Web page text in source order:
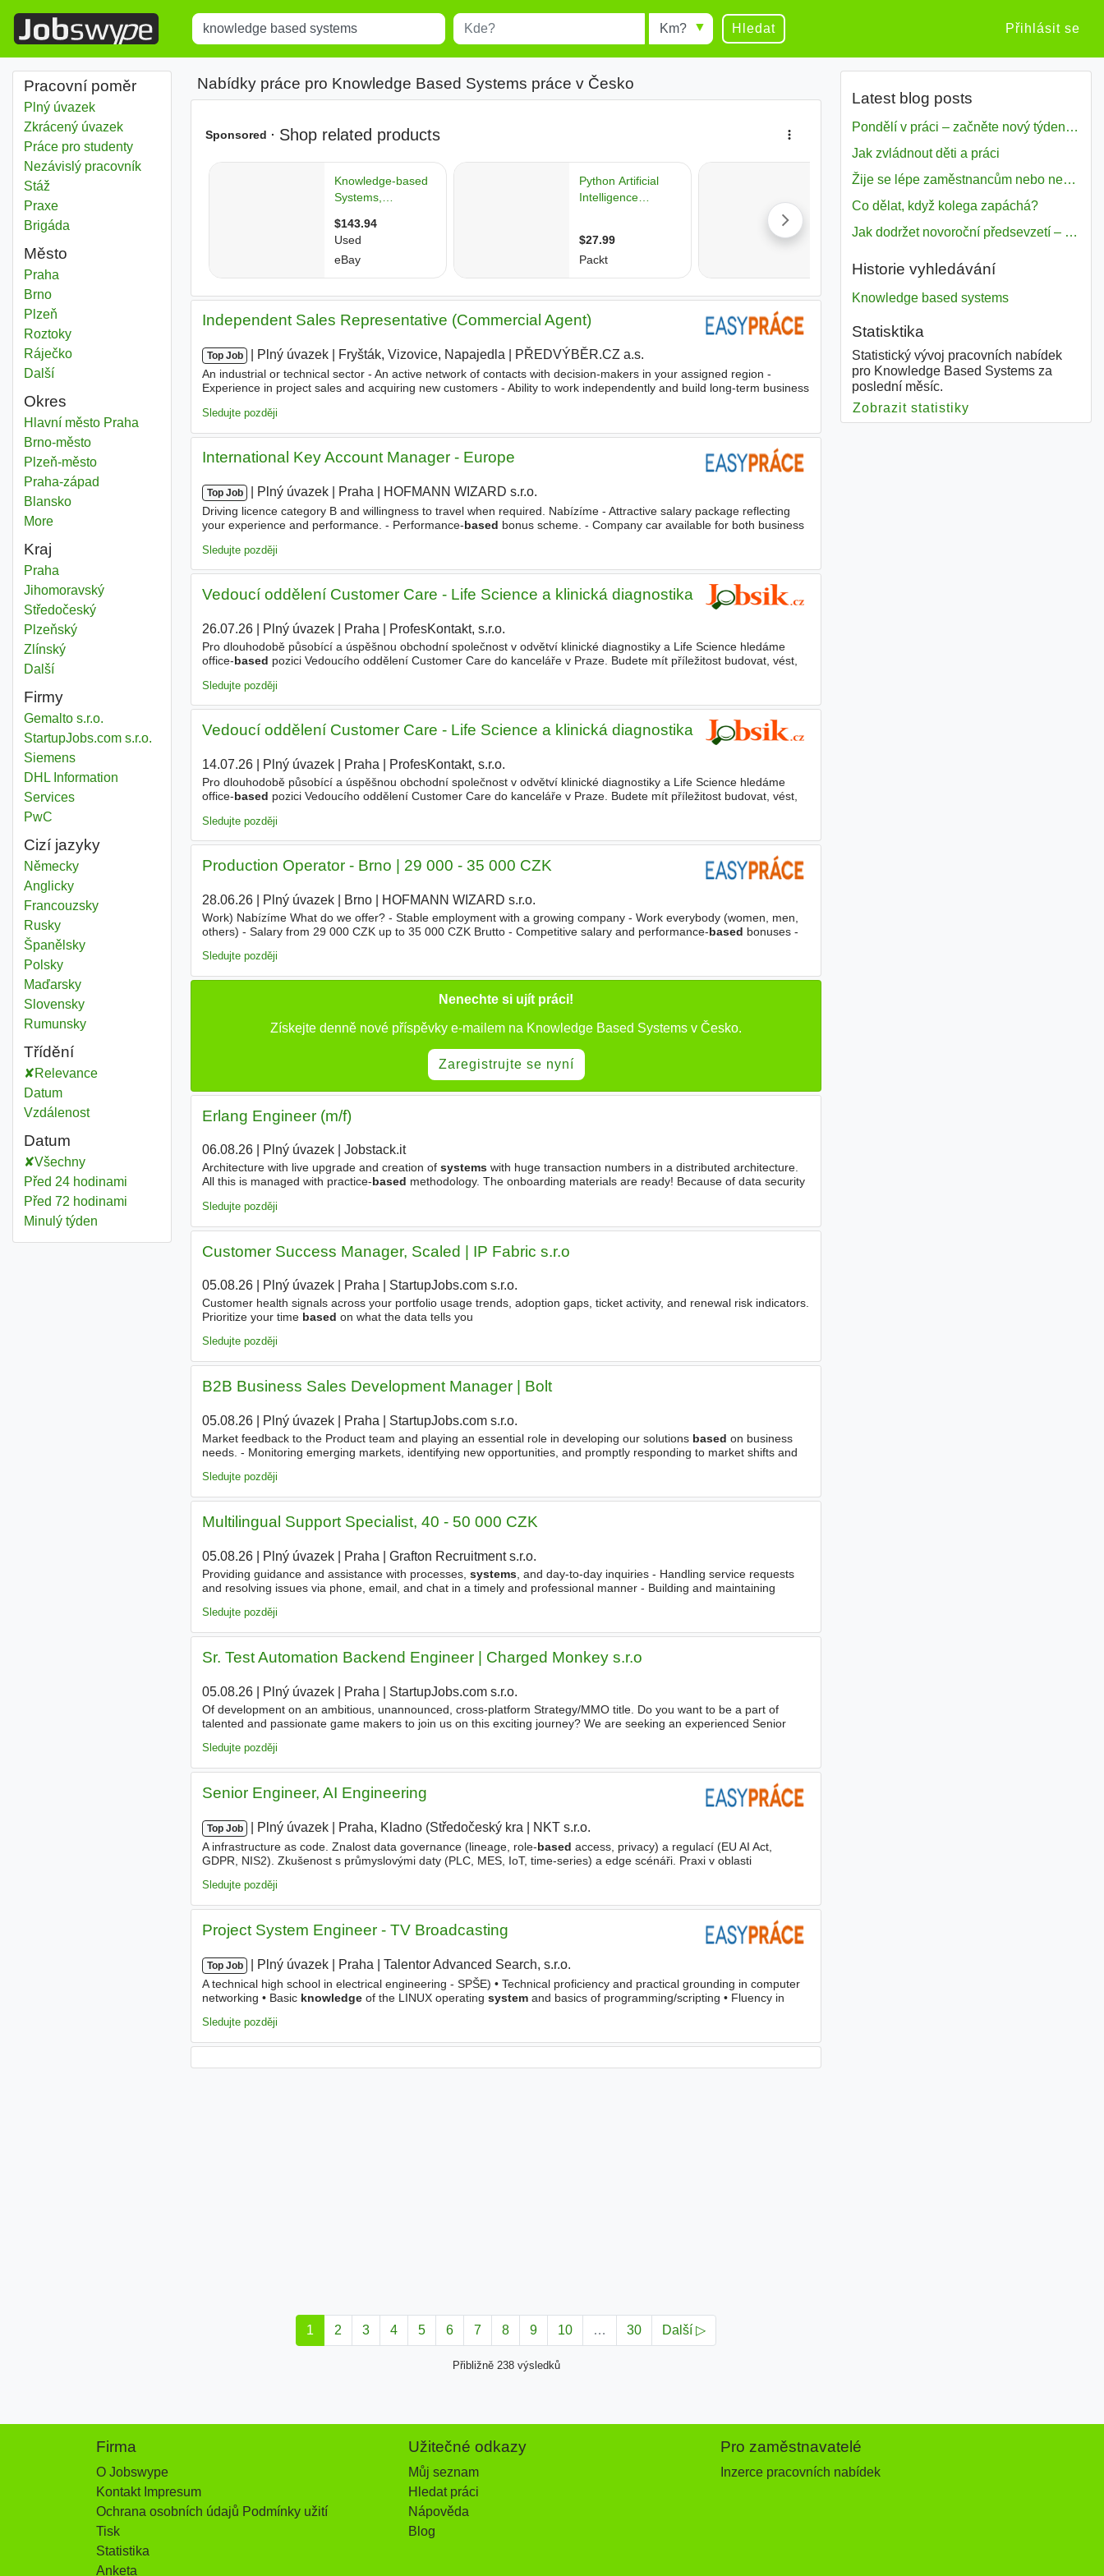
Title Místo Radius Hledat Přihlásit se
Pracovní poměr
Plný úvazek
Zkrácený úvazek
Práce pro studenty
Nezávislý pracovník
Stáž
Praxe
Brigáda
Město
Knowledge based systems
Praha
Knowledge based systems
Brno
Knowledge based systems
Plzeň
Knowledge based systems
Roztoky
Knowledge based systems
Ráječko
Dalšíměsta
Okres
Knowledge based systems
Hlavní město Praha
Knowledge based systems
Brno-městoOkres
Knowledge based systems
Plzeň-městoOkres
Knowledge based systems
Praha-západ
Knowledge based systems
BlanskoOkres
Moredistricts
Kraj
Knowledge based systems
Praha
Knowledge based systems
JihomoravskýKraj
Knowledge based systems
StředočeskýKraj
Knowledge based systems
PlzeňskýKraj
Knowledge based systems
ZlínskýKraj
Dalšíkraj
Firmy
Gemalto s.r.o.
StartupJobs.com s.r.o.
Siemens
DHL Information
Services
PwC
Cizí jazyky
Německy
Anglicky
Francouzsky
Rusky
Španělsky
Polsky
Maďarsky
Slovensky
Rumunsky
Třídění
Relevance
Datum
Vzdálenost
Datum
Všechny
Před 24 hodinami
Před 72 hodinami
Minulý týden
Nabídky práce pro Knowledge Based Systems práce v Česko
Independent Sales Representative (Commercial Agent)
Top Job Plný úvazek Fryšták, Vizovice, Napajedla PŘEDVÝBĚR.CZ a.s.
An industrial or technical sector - An active network of contacts with decision-makers in your assigned region -
Experience in project sales and acquiring new customers - Ability to work independently and build long-term business
Sledujte později
International Key Account Manager - Europe
Top Job Plný úvazek Praha HOFMANN WIZARD s.r.o.
Driving licence category B and willingness to travel when required. Nabízíme - Attractive salary package reflecting
your experience and performance. - Performance-based bonus scheme. - Company car available for both business
Sledujte později
Vedoucí oddělení Customer Care - Life Science a klinická diagnostika
26.07.26| Plný úvazek| Praha ProfesKontakt, s.r.o.
Pro dlouhodobě působící a úspěšnou obchodní společnost v odvětví klinické diagnostiky a Life Science hledáme
office-based pozici Vedoucího oddělení Customer Care do kanceláře v Praze. Budete mít příležitost budovat, vést,
Sledujte později
Vedoucí oddělení Customer Care - Life Science a klinická diagnostika
14.07.26| Plný úvazek| Praha ProfesKontakt, s.r.o.
Pro dlouhodobě působící a úspěšnou obchodní společnost v odvětví klinické diagnostiky a Life Science hledáme
office-based pozici Vedoucího oddělení Customer Care do kanceláře v Praze. Budete mít příležitost budovat, vést,
Sledujte později
Production Operator - Brno | 29 000 - 35 000 CZK
28.06.26| Plný úvazek| Brno| HOFMANN WIZARD s.r.o.
Work) Nabízíme What do we offer? - Stable employment with a growing company - Work everybody (women, men,
others) - Salary from 29 000 CZK up to 35 000 CZK Brutto - Competitive salary and performance-based bonuses -
Sledujte později
Nenechte si ujít práci!
Získejte denně nové příspěvky e-mailem na Knowledge Based Systems v Česko.
Zaregistrujte se nyní
Erlang Engineer (m/f)
06.08.26| Plný úvazek| Jobstack.it
Architecture with live upgrade and creation of systemswith huge transaction numbers in a distributed architecture.
All this is managed with practice-based methodology. The onboarding materials are ready! Because of data security
Sledujte později
Customer Success Manager, Scaled | IP Fabric s.r.o
05.08.26| Plný úvazek| Praha| StartupJobs.com s.r.o.
Customer health signals across your portfolio usage trends, adoption gaps, ticket activity, and renewal risk indicators.
Prioritize your time based on what the data tells you
Sledujte později
B2B Business Sales Development Manager | Bolt
05.08.26| Plný úvazek| Praha StartupJobs.com s.r.o.
Market feedback to the Product team and playing an essential role in developing our solutions based on business
needs. - Monitoring emerging markets, identifying new opportunities, and promptly responding to market shifts and
Sledujte později
Multilingual Support Specialist, 40 - 50 000 CZK
05.08.26| Plný úvazek| Praha Grafton Recruitment s.r.o.
Providing guidance and assistance with processes, systems, and day-to-day inquiries - Handling service requests
and resolving issues via phone, email, and chat in a timely and professional manner - Building and maintaining
Sledujte později
Sr. Test Automation Backend Engineer | Charged Monkey s.r.o
05.08.26| Plný úvazek| Praha StartupJobs.com s.r.o.
Of development on an ambitious, unannounced, cross-platform Strategy/MMO title. Do you want to be a part of
talented and passionate game makers to join us on this exciting journey? We are seeking an experienced Senior
Sledujte později
Senior Engineer, AI Engineering
Top Job Plný úvazek Praha, Kladno (Středočeský kra NKT s.r.o.
A infrastructure as code. Znalost data governance (lineage, role-based access, privacy) a regulací (EU AI Act,
GDPR, NIS2). Zkušenost s průmyslovými daty (PLC, MES, IoT, time-series) a edge scénáři. Praxi v oblasti
Sledujte později
Project System Engineer - TV Broadcasting
Top Job Plný úvazek Praha Talentor Advanced Search, s.r.o.
A technical high school in electrical engineering - SPŠE) • Technical proficiency and practical grounding in computer
networking • Basic knowledgeof the LINUX operating systemand basics of programming/scripting • Fluency in
Sledujte později
1 2 3 4 5 6 7 8 9 10 … 30 Další ▷
Přibližně 238 výsledků
Latest blog posts
Pondělí v práci – začněte nový týden s motivací
Jak zvládnout děti a práci
Žije se lépe zaměstnancům nebo nezavislým pracovníkům
Co dělat, když kolega zapáchá?
Jak dodržet novoroční předsevzetí – naše tipy pro dobrý začátek roku 2018
Historie vyhledávání
Knowledge based systems
Statisktika
Statistický vývoj pracovních nabídek
pro Knowledge Based Systems za
poslední měsíc.
Zobrazit statistiky
Firma
O Jobswype
Kontakt Impresum
Ochrana osobních údajů Podmínky užití
Tisk
Statistika
Anketa
Užitečné odkazy
Můj seznam
Hledat práci
Nápověda
Blog
Pro zaměstnavatelé
Inzerce pracovních nabídek